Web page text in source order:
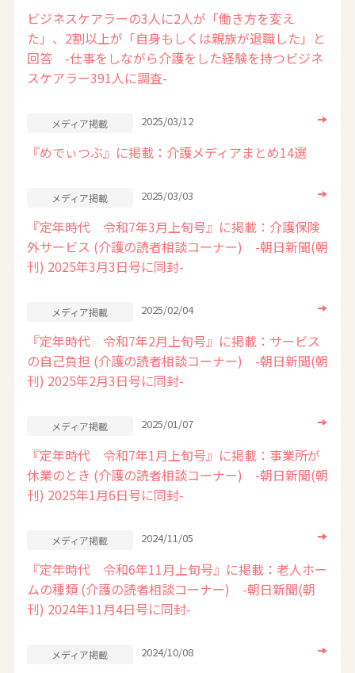
ビジネスケアラーの3人に2人が「働き方を変え
た」、2割以上が「自身もしくは親族が退職した」と
回答 -仕事をしながら介護をした経験を持つビジネ
スケアラー391人に調査-
メディア掲載 2025/03/12
『めでぃつぶ』に掲載：介護メディアまとめ14選
メディア掲載 2025/03/03
『定年時代 令和7年3月上旬号』に掲載：介護保険
外サービス (介護の読者相談コーナー) -朝日新聞(朝
刊) 2025年3月3日号に同封-
メディア掲載 2025/02/04
『定年時代 令和7年2月上旬号』に掲載：サービス
の自己負担 (介護の読者相談コーナー) -朝日新聞(朝
刊) 2025年2月3日号に同封-
メディア掲載 2025/01/07
『定年時代 令和7年1月上旬号』に掲載：事業所が
休業のとき (介護の読者相談コーナー) -朝日新聞(朝
刊) 2025年1月6日号に同封-
メディア掲載 2024/11/05
『定年時代 令和6年11月上旬号』に掲載：老人ホー
ムの種類 (介護の読者相談コーナー) -朝日新聞(朝
刊) 2024年11月4日号に同封-
メディア掲載 2024/10/08